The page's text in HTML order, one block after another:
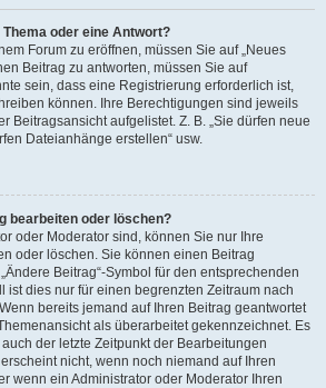
oder eine Antwort?
Forum zu eröffnen, müssen Sie auf „Neues
Beitrag zu antworten, müssen Sie auf
sein, dass eine Registrierung erforderlich ist,
können. Ihre Berechtigungen sind jeweils
Beitragsansicht aufgelistet. Z. B. „Sie dürfen neue
Dateianhänge erstellen“ usw.
bearbeiten oder löschen?
oder Moderator sind, können Sie nur Ihre
oder löschen. Sie können einen Beitrag
Beitrag“-Symbol für den entsprechenden
ist dies nur für einen begrenzten Zeitraum nach
bereits jemand auf Ihren Beitrag geantwortet
als überarbeitet gekennzeichnet. Es
der letzte Zeitpunkt der Bearbeitungen
nicht, wenn noch niemand auf Ihren
wenn ein Administrator oder Moderator Ihren